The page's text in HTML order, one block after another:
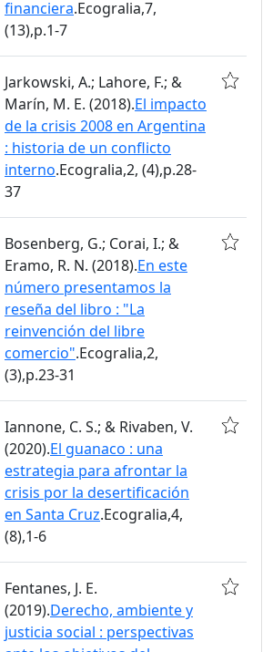
financiera.Ecogralia,7,
(13),p.1-7
Jarkowski, A.; Lahore, F.; &
Marín, M. E. (2018).El impacto
de la crisis 2008 en Argentina
: historia de un conflicto
interno.Ecogralia,2, (4),p.28-
37
Bosenberg, G.; Corai, I.; &
Eramo, R. N. (2018).En este
número presentamos la
reseña del libro : "La
reinvención del libre
comercio".Ecogralia,2,
(3),p.23-31
Iannone, C. S.; & Rivaben, V.
(2020).El guanaco : una
estrategia para afrontar la
crisis por la desertificación
en Santa Cruz.Ecogralia,4,
(8),1-6
Fentanes, J. E.
(2019).Derecho, ambiente y
justicia social : perspectivas